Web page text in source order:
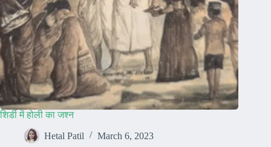
शिर्डी में होली का जश्न
Hetal Patil March 6, 2023